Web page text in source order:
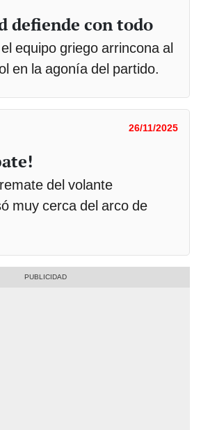
defiende con todo
el equipo griego arrincona al
en la agonía del partido.
26/11/2025
del volante
muy cerca del arco de